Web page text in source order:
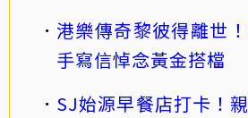
港樂傳奇黎彼得離世
手寫信悼念黃金搭檔
SJ始源早餐店打卡！